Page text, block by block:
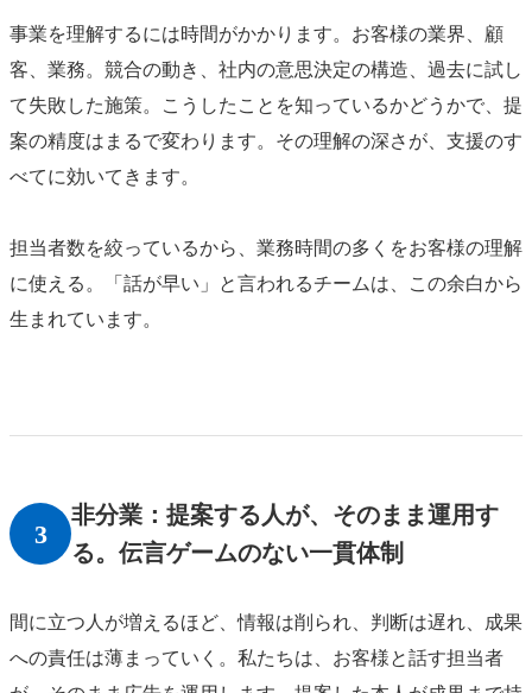
事業を理解するには時間がかかります。お客様の業界、顧
客、業務。競合の動き、社内の意思決定の構造、過去に試し
て失敗した施策。こうしたことを知っているかどうかで、提
案の精度はまるで変わります。その理解の深さが、支援のす
べてに効いてきます。
担当者数を絞っているから、業務時間の多くをお客様の理解
に使える。「話が早い」と言われるチームは、この余白から
生まれています。
3
非分業：提案する人が、そのまま運用す
る。伝言ゲームのない一貫体制
間に立つ人が増えるほど、情報は削られ、判断は遅れ、成果
への責任は薄まっていく。私たちは、お客様と話す担当者